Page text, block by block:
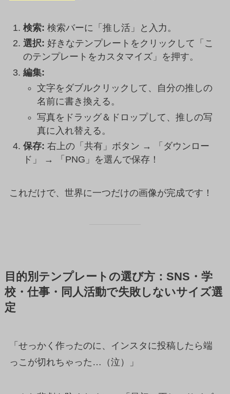
検索: 検索バーに「推し活」と入力。
選択: 好きなテンプレートをクリックして「こ
のテンプレートをカスタマイズ」を押す。
編集:
文字をダブルクリックして、自分の推しの
名前に書き換える。
写真をドラッグ＆ドロップして、推しの写
真に入れ替える。
保存: 右上の「共有」ボタン → 「ダウンロー
ド」 → 「PNG」を選んで保存！
これだけで、世界に一つだけの画像が完成です！
目的別テンプレートの選び方：SNS・学
校・仕事・同人活動で失敗しないサイズ選
定
「せっかく作ったのに、インスタに投稿したら端
っこが切れちゃった…（泣）」